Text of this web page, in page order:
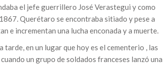
el jefe guerrillero José Verastegui y como
Querétaro se encontraba sitiado y pese a
e incrementan una lucha enconada y a muerte.
tarde, en un lugar que hoy es el cementerio , las
un grupo de soldados franceses lanzó una